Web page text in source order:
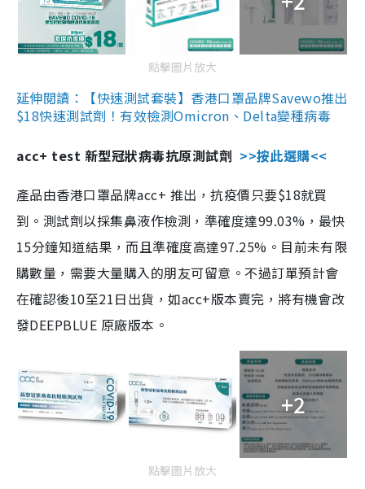
點擊圖片放大
延伸閱讀：【快速測試套裝】香港口罩品牌Savewo推出
$18快速測試劑！有效檢測Omicron、Delta變種病毒
acc+ test 新型冠狀病毒抗原測試劑 >>按此選購<<
產品由香港口罩品牌acc+ 推出，抗疫價只要$18就買
到。測試劑以採集鼻液作檢測，準確度達99.03%，最快
15分鐘知道結果，而且準確度高達97.25%。目前未有限
購數量，需要大量購入的朋友可留意。不過訂單預計會
在確認後10至21日出貨，如acc+版本賣完，將有機會改
發DEEPBLUE 原廠版本。
+2
點擊圖片放大